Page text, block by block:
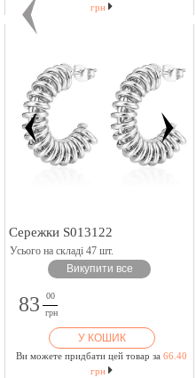
грн
Сережки S013122
Усього на складі 47 шт.
Викупити все
83
00
грн
У КОШИК
Ви можете придбати цей товар за 66.40
грн